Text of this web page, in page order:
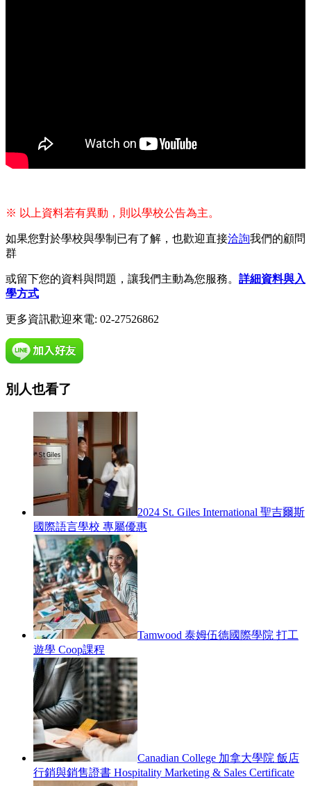
※ 以上資料若有異動，則以學校公告為主。
如果您對於學校與學制已有了解，也歡迎直接洽詢我們的顧問
群
或留下您的資料與問題，讓我們主動為您服務。 詳細資料與入
學方式
更多資訊歡迎來電: 02-27526862
別人也看了
2024 St. Giles International 聖吉爾斯
國際語言學校 專屬優惠
Tamwood 泰姆伍德國際學院 打工
遊學 Coop課程
Canadian College 加拿大學院 飯店
行銷與銷售證書 Hospitality Marketing & Sales Certificate